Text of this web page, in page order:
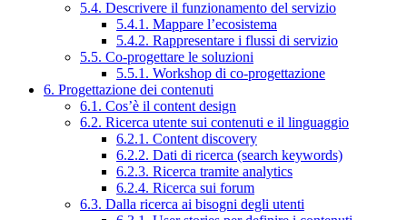
5.4. Descrivere il funzionamento del servizio
5.4.1. Mappare l’ecosistema
5.4.2. Rappresentare i flussi di servizio
5.5. Co-progettare le soluzioni
5.5.1. Workshop di co-progettazione
6. Progettazione dei contenuti
6.1. Cos’è il content design
6.2. Ricerca utente sui contenuti e il linguaggio
6.2.1. Content discovery
6.2.2. Dati di ricerca (search keywords)
6.2.3. Ricerca tramite analytics
6.2.4. Ricerca sui forum
6.3. Dalla ricerca ai bisogni degli utenti